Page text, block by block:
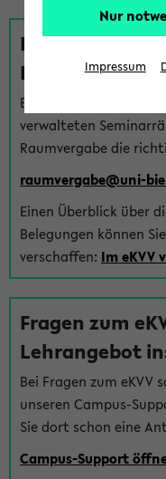
Fragen zu im
Räumen
Bei Fragen zur
verwalteten
Raumvergabe die
raumvergabe@uni-
Einen Überblick über
Belegungen können
verschaffen: Im eKVV
Fragen zum
Lehrangebot
Bei Fragen zum eKVV
unseren Campus-
Sie dort schon eine
Campus-Support
Nur
Impressum